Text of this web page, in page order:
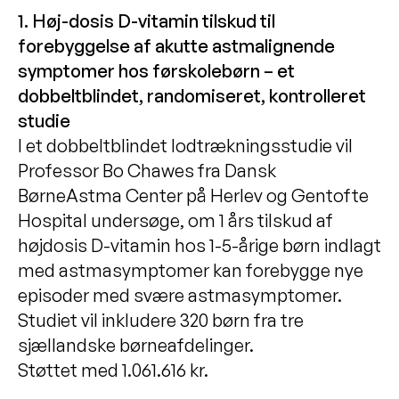
1. Høj-dosis D-vitamin tilskud til
forebyggelse af akutte astmalignende
symptomer hos førskolebørn – et
dobbeltblindet, randomiseret, kontrolleret
studie
I et dobbeltblindet lodtrækningsstudie vil
Professor Bo Chawes fra Dansk
BørneAstma Center på Herlev og Gentofte
Hospital undersøge, om 1 års tilskud af
højdosis D-vitamin hos 1-5-årige børn indlagt
med astmasymptomer kan forebygge nye
episoder med svære astmasymptomer.
Studiet vil inkludere 320 børn fra tre
sjællandske børneafdelinger.
Støttet med 1.061.616 kr.